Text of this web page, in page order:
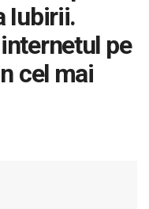
Iubirii.
pe
cel mai